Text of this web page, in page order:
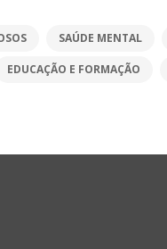
SAÚDE MENTAL
EDUCAÇÃO E FORMAÇÃO